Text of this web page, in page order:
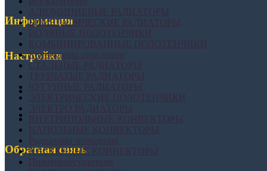
Информация
Настройки
Обратная связь
БИМЕТАЛИЧЕСКИЕ РАДИАТОРЫ
Конвекторы отопления
СТАЛЬНЫЕ РАДИАТОРЫ
НАСТЕННЫЕ КОНВЕКТОРЫ